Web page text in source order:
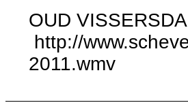
OUD
http://
2011.wmv